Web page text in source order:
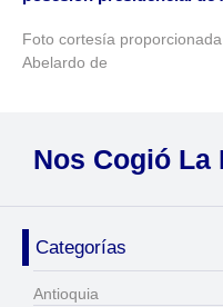
Foto cortesía
Abelardo de
Nos Cogió La
Categorías
Antioquia